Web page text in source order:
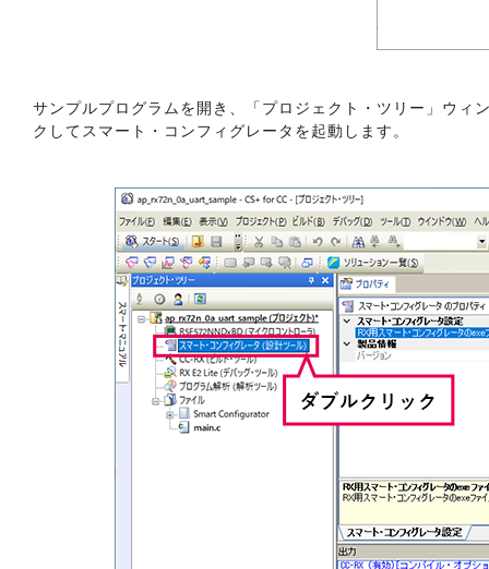
サンプルプログラムを開き、「プロジェクト・ツリー」ウ
クしてスマート・コンフィグレータを起動します。